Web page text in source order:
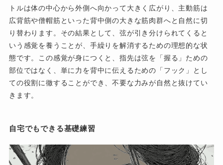
トルは体の中心から外側へ向かって大きく広がり、主動筋は
広背筋や僧帽筋といった背中側の大きな筋肉群へと自然に切
り替わります。その結果として、弦が引き分けられてくると
いう感覚を養うことが、手繰りを解消するための理想的な状
態です。この感覚が身につくと、指先は弦を「握る」ための
部位ではなく、単に力を背中に伝えるための「フック」とし
ての役割に徹することができ、不要な力みが自然と抜けてい
きます。
自宅でもできる基礎練習